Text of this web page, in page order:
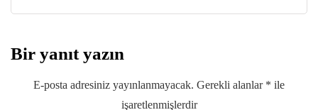
Bir yanıt yazın
E-posta adresiniz yayınlanmayacak. Gerekli alanlar * ile
işaretlenmişlerdir